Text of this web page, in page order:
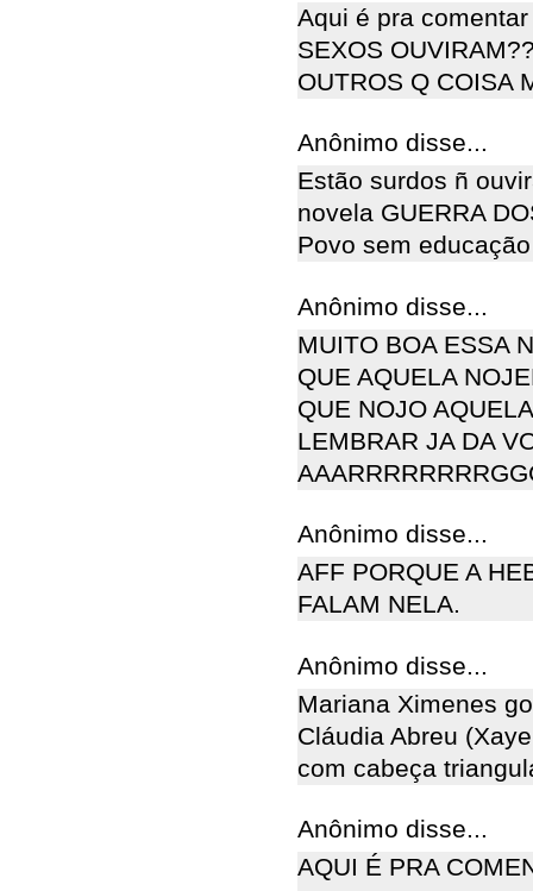
Aqui é pra
SEXOS
OUTROS Q COISA
Anônimo disse...
Estão surdos ñ
novela GUERRA
Povo sem
Anônimo disse...
MUITO BOA ESSA
QUE AQUELA
QUE NOJO
LEMBRAR JA DA
Anônimo disse...
AFF PORQUE A
FALAM NELA.
Anônimo disse...
Mariana Ximenes
Cláudia Abreu
com cabeça
Anônimo disse...
AQUI É PRA